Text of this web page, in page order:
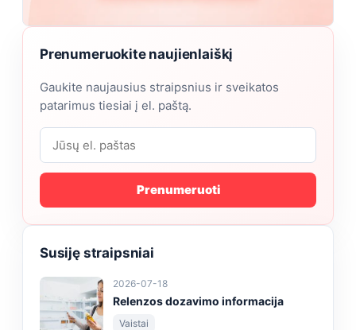
Prenumeruokite naujienlaiškį
Gaukite naujausius straipsnius ir sveikatos
patarimus tiesiai į el. paštą.
Prenumeruoti
Susiję straipsniai
2026-07-18
Relenzos dozavimo informacija
Vaistai